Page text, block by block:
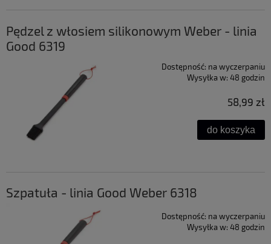
Pędzel z włosiem silikonowym Weber - linia
Good 6319
Dostępność: na wyczerpaniu
Wysyłka w: 48 godzin
58,99 zł
do koszyka
Szpatuła - linia Good Weber 6318
Dostępność: na wyczerpaniu
Wysyłka w: 48 godzin